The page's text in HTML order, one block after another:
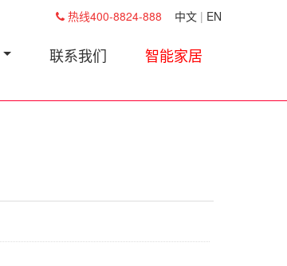
中文 | EN
热线400-8824-888
联系我们 智能家居